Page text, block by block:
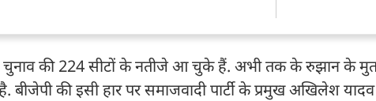
चुनाव की 224 सीटों के नतीजे आ चुके हैं. अभी तक के रुझान के
बीजेपी की इसी हार पर समाजवादी पार्टी के प्रमुख अखिलेश